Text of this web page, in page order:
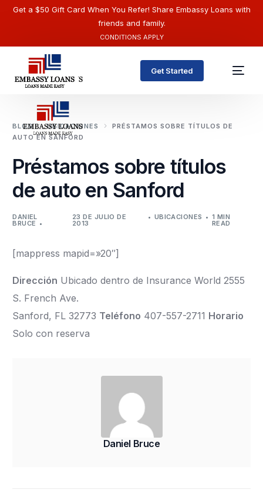
Get a $50 Gift Card When You Refer! Share Embassy Loans with
friends and family.
CONDITIONS APPLY
Get Started
BLOG UBICACIONES
PRÉSTAMOS SOBRE TÍTULOS DE
AUTO EN SANFORD
Préstamos sobre títulos
de auto en Sanford
DANIEL
BRUCE
23 DE JULIO DE
2013
UBICACIONES 1 MIN
READ
[mappress mapid=»20″]
Dirección Ubicado dentro de Insurance World 2555
S. French Ave.
Sanford, FL 32773 Teléfono 407-557-2711 Horario
Solo con reserva
Daniel Bruce